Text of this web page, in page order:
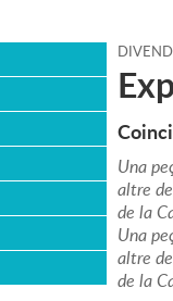
Una
altre
de la
Una
altre
de la